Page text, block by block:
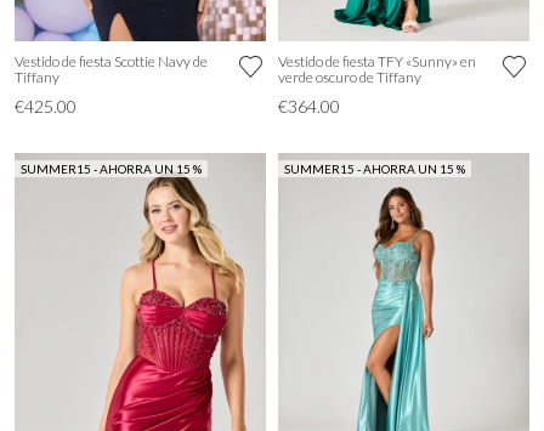
Vestido de fiesta Scottie Navy de
Tiffany
€425.00
Vestido de fiesta TFY «Sunny» en
verde oscuro de Tiffany
€364.00
SUMMER15 - AHORRA UN 15 % SUMMER15 - AHORRA UN 15 %